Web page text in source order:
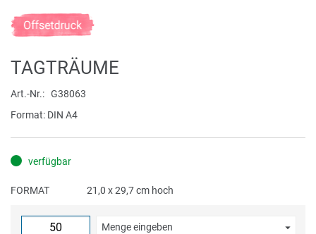
Zum
Anfang
Bildergalerie
TAGTRÄUME
Art.-Nr.
G38063
Format: DIN A4
verfügbar
FORMAT 21,0 x 29,7 cm hoch
Menge eingeben